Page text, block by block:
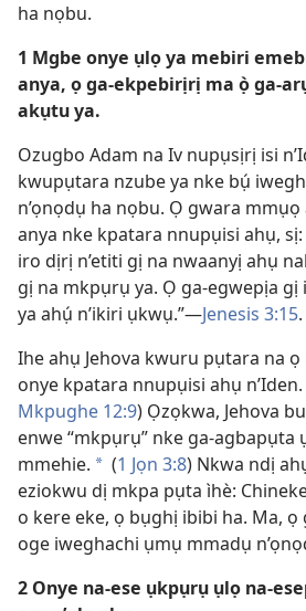
ha nọbu.
1 Mgbe onye ụlọ ya mebiri
anya, ọ ga-ekpebirịrị ma ọ̀ ga-
akụtu ya.
Ozugbo Adam na Iv nupụsịrị isi
kwupụtara nzube ya nke bụ́
n’ọnọdụ ha nọbu. Ọ gwara
anya nke kpatara nnupụisi ahụ,
iro dịrị n’etiti gị na nwaanyị ahụ
gị na mkpụrụ ya. Ọ ga-egwepịa gị
ya ahụ́ n’ikiri ụkwụ.”—Jenesis 3:15.
Ihe ahụ Jehova kwuru pụtara na
onye kpatara nnupụisi ahụ n’Iden.
Mkpughe 12:9) Ọzọkwa, Jehova
enwe “mkpụrụ” nke ga-agbapụta
mmehie. * (1 Jọn 3:8) Nkwa ndị
eziokwu dị mkpa pụta ìhè:
o kere eke, ọ bụghị ibibi ha. Ma, ọ
oge iweghachi ụmụ mmadụ
2 Onye na-ese ụkpụrụ ụlọ na-